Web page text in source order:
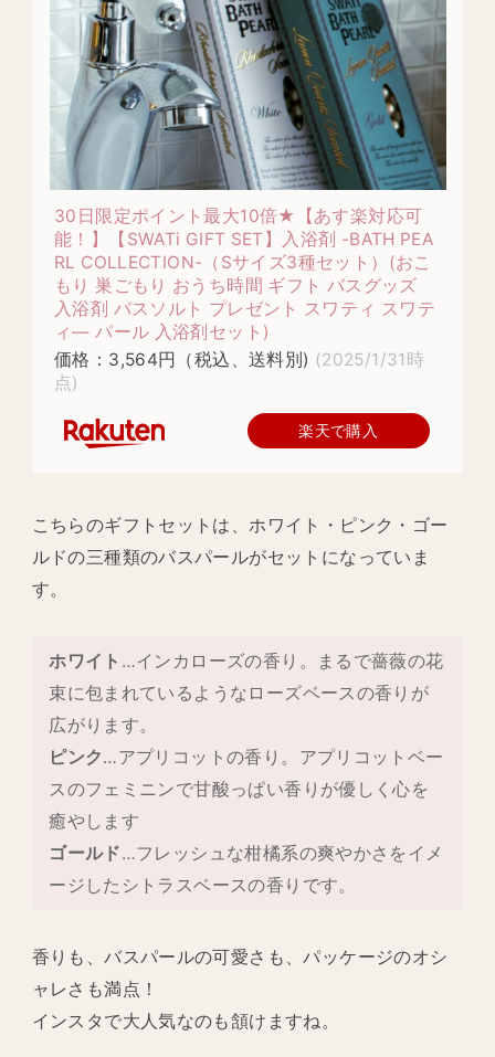
30日限定ポイント最大10倍★【あす楽対応可
能！】【SWATi GIFT SET】入浴剤 -BATH PEA
RL COLLECTION-（Sサイズ3種セット）(おこ
もり 巣ごもり おうち時間 ギフト バスグッズ
入浴剤 バスソルト プレゼント スワティ スワテ
ィ— パール 入浴剤セット)
価格：3,564円（税込、送料別) (2025/1/31時
点)
楽天で購入
こちらのギフトセットは、ホワイト・ピンク・ゴー
ルドの三種類のバスパールがセットになっていま
す。
ホワイト …インカローズの香り。まるで薔薇の花
束に包まれているようなローズベースの香りが
広がります。
ピンク…アプリコットの香り。アプリコットベー
スのフェミニンで甘酸っぱい香りが優しく心を
癒やします
ゴールド…フレッシュな柑橘系の爽やかさをイメ
ージしたシトラスベースの香りです。
香りも、バスパールの可愛さも、パッケージのオシ
ャレさも満点！
インスタで大人気なのも頷けますね。